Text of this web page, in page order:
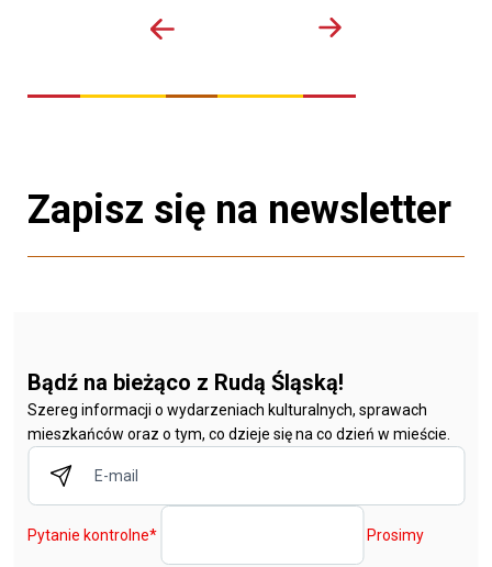
Zapisz się na newsletter
Bądź na bieżąco z Rudą Śląską!
Szereg informacji o wydarzeniach kulturalnych, sprawach
mieszkańców oraz o tym, co dzieje się na co dzień w mieście.
Pytanie kontrolne* Prosimy